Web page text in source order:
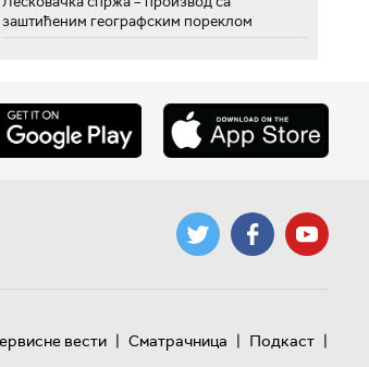
заштићеним географским пореклом
вести | Сматрачница | Подкаст |